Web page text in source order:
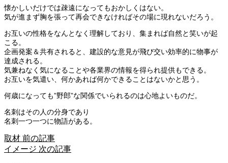
懐かしいだけでは疎遠になってもおかしくはない。
気が進まず胸を張って再会できなければその場に現れないだろう。
お互いの性格をなんとなく理解しており、集まれば自然と笑いが起
こる。
企画発案＆共有されると、建設的な意見が飛び交い効率的に物事が
達成される。
気兼ねなく気になることや各業界の情報を得られ提供もできる。
お互いを気遣い、何かあれば何かできることはないかと思う。
何歳になっても”野郎”な関係でいられるのは心地よいものだ。
名刺はその人の分身であり
名刺一つ一つに物語がある。
取材 前の記事
イメージ 次の記事